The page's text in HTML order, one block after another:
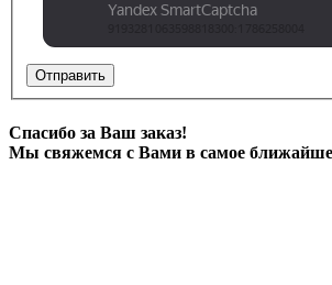
Отправить
Спасибо за Ваш заказ!
Мы свяжемся с Вами в самое